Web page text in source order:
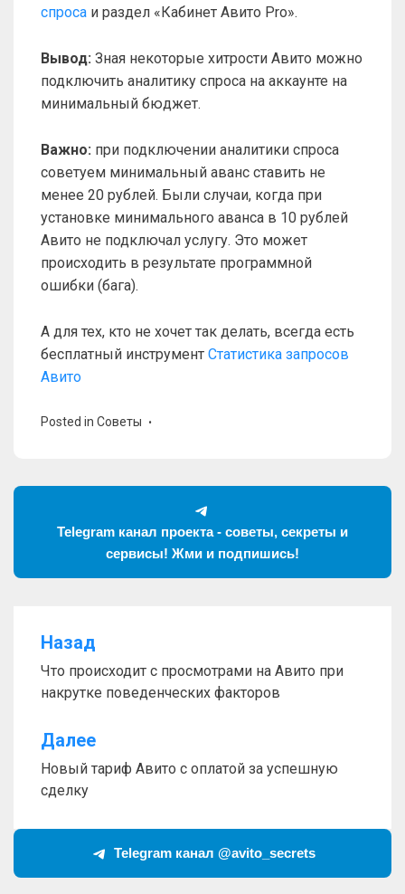
спроса и раздел «Кабинет Авито Pro».
Вывод: Зная некоторые хитрости Авито можно
подключить аналитику спроса на аккаунте на
минимальный бюджет.
Важно: при подключении аналитики спроса
советуем минимальный аванс ставить не
менее 20 рублей. Были случаи, когда при
установке минимального аванса в 10 рублей
Авито не подключал услугу. Это может
происходить в результате программной
ошибки (бага).
А для тех, кто не хочет так делать, всегда есть
бесплатный инструмент Статистика запросов
Авито
Posted in Советы
Telegram канал проекта - советы, секреты и
сервисы! Жми и подпишись!
Навигация
по
записям
Назад
Что происходит с просмотрами на Авито при
накрутке поведенческих факторов
Далее
Новый тариф Авито с оплатой за успешную
сделку
Telegram канал @avito_secrets